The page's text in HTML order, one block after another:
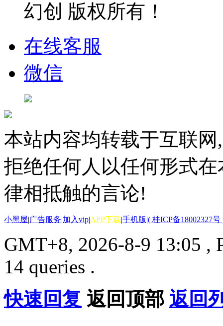
幻创 版权所有！
在线客服
微信
本站内容均转载于互联
拒绝任何人以任何形式
律相抵触的言论!
小黑屋|广告服务|加入vip|APP下载|手机版|( 桂ICP备18002327号
GMT+8, 2026-8-9 13:05 ,
14 queries .
快速回复 返回顶部 返回